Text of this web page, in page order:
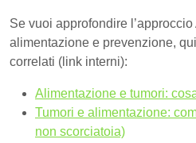
Se vuoi approfondire
alimentazione e prevenzione,
correlati (link interni):
Alimentazione e tumori:
Tumori e alimentazione:
non scorciatoia)